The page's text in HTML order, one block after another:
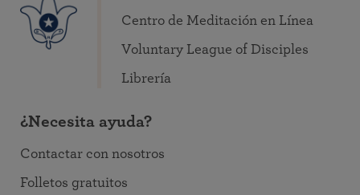
Centro de Meditación en Línea
Voluntary League of Disciples
Librería
¿Necesita ayuda?
Contactar con nosotros
Folletos gratuitos